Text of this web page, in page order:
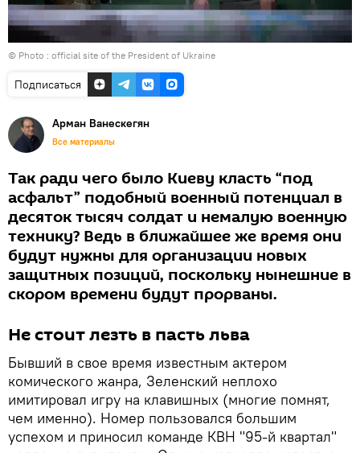
© Photo : official site of the President of Ukraine
Подписаться
Арман Ванескегян
Все материалы
Так ради чего было Киеву класть “под
асфальт” подобный военный потенциал в
десяток тысяч солдат и немалую военную
технику? Ведь в ближайшее же время они
будут нужны для организации новых
защитных позиций, поскольку нынешние в
скором времени будут прорваны.
Не стоит лезть в пасть льва
Бывший в свое время известным актером
комического жанра, Зеленский неплохо
имитировал игру на клавишных (многие помнят,
чем именно). Номер пользовался большим
успехом и приносил команде КВН "95-й квартал"